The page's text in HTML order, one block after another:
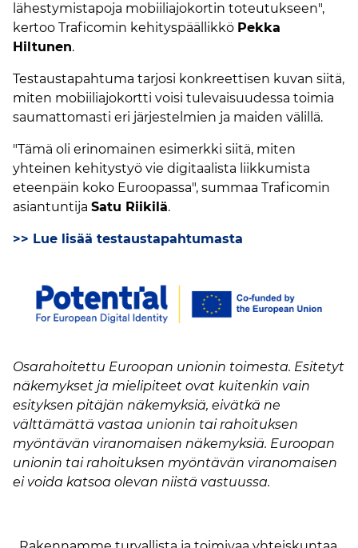
lähestymistapoja mobiiliajokortin toteutukseen",
kertoo Traficomin kehityspäällikkö Pekka
Hiltunen.
Testaustapahtuma tarjosi konkreettisen kuvan siitä,
miten mobiiliajokortti voisi tulevaisuudessa toimia
saumattomasti eri järjestelmien ja maiden välillä.
"Tämä oli erinomainen esimerkki siitä, miten
yhteinen kehitystyö vie digitaalista liikkumista
eteenpäin koko Euroopassa", summaa Traficomin
asiantuntija Satu Riikilä.
>> Lue lisää testaustapahtumasta
Osarahoitettu Euroopan unionin toimesta. Esitetyt
näkemykset ja mielipiteet ovat kuitenkin vain
esityksen pitäjän näkemyksiä, eivätkä ne
välttämättä vastaa unionin tai rahoituksen
myöntävän viranomaisen näkemyksiä. Euroopan
unionin tai rahoituksen myöntävän viranomaisen
ei voida katsoa olevan niistä vastuussa.